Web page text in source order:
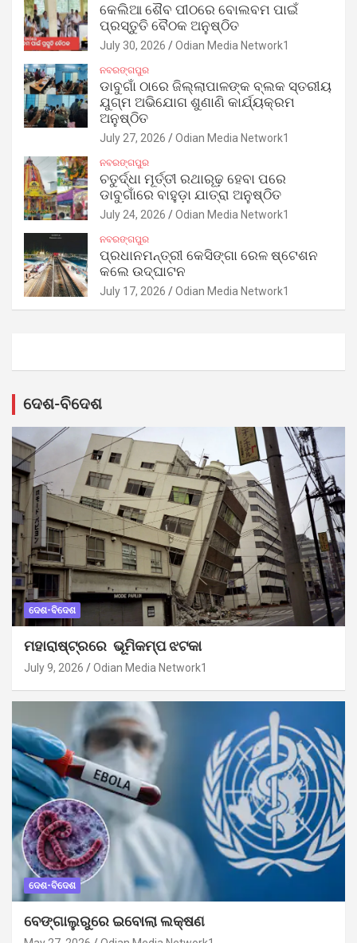
କେଲିଆ ଶୈବ ପୀଠରେ ବୋଲବମ ପାଇଁ
ପ୍ରସ୍ତୁତି ବୈଠକ ଅନୁଷ୍ଠିତ
July 30, 2026 Odian Media Network1
ନବରଙ୍ଗପୁର
ଡାବୁଗାଁ ଠାରେ ଜିଲ୍ଲାପାଳଙ୍କ ବ୍ଲକ ସ୍ତରୀୟ
ଯୁଗ୍ମ ଅଭିଯୋଗ ଶୁଣାଣି କାର୍ଯ୍ୟକ୍ରମ
ଅନୁଷ୍ଠିତ
July 27, 2026 Odian Media Network1
ନବରଙ୍ଗପୁର
ଚତୁର୍ଦ୍ଧା ମୂର୍ତ୍ତୀ ରଥାରୂଢ଼ ହେବା ପରେ
ଡାବୁଗାଁରେ ବାହୁଡ଼ା ଯାତ୍ରା ଅନୁଷ୍ଠିତ
July 24, 2026 Odian Media Network1
ନବରଙ୍ଗପୁର
ପ୍ରଧାନମନ୍ତ୍ରୀ କେସିଙ୍ଗା ରେଳ ଷ୍ଟେଶନ
କଲେ ଉଦ୍‌ଘାଟନ
July 17, 2026 Odian Media Network1
ଦେଶ-ବିଦେଶ
ଦେଶ-ବିଦେଶ
ମହାରାଷ୍ଟ୍ରରେ ଭୂମିକମ୍ପ ଝଟକା
July 9, 2026 Odian Media Network1
ଦେଶ-ବିଦେଶ
ବେଙ୍ଗାଲୁରୁରେ ଇବୋଲା ଲକ୍ଷଣ